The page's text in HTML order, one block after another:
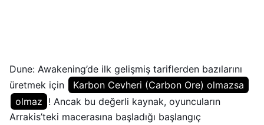
Dune: Awakening’de ilk gelişmiş tariflerden bazılarını
üretmek için
Karbon Cevheri (Carbon Ore) olmazsa
olmaz ! Ancak bu değerli kaynak, oyuncuların
Arrakis’teki macerasına başladığı başlangıç